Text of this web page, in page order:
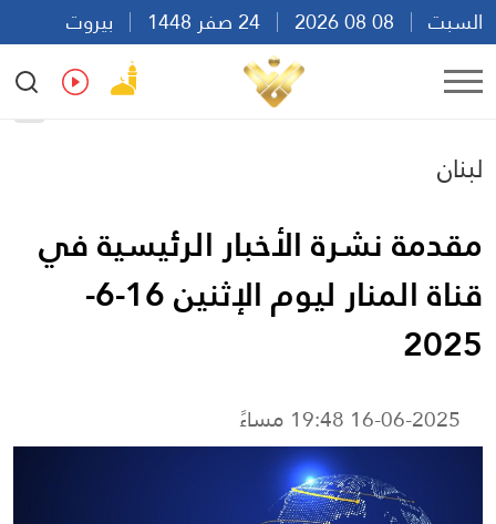
السبت
بيروت
00:30
Ar
لبنان
مقدمة نشرة الأخبار الرئيسية في
قناة المنار ليوم الإثنين 16-6-
2025
16-06-2025 19:48 مساءً